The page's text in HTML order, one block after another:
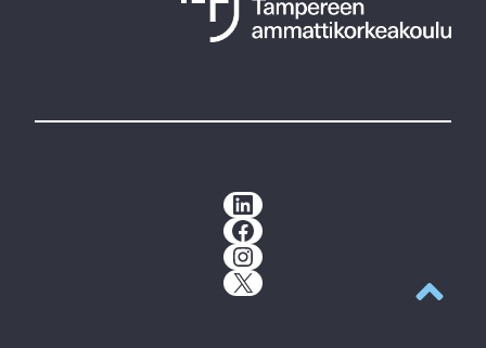
LinkedIn
Facebook
Instagram
X
Takaisin